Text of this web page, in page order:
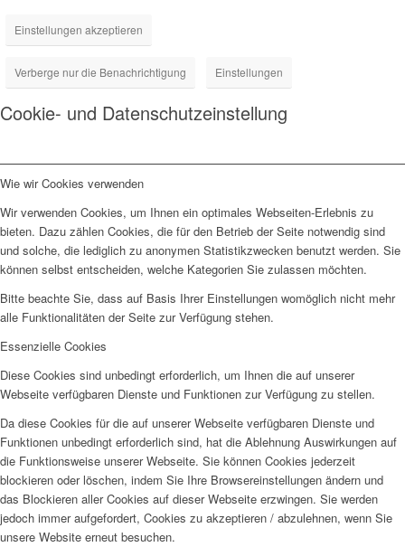
Einstellungen akzeptieren
Verberge nur die Benachrichtigung Einstellungen
Cookie- und Datenschutzeinstellung
Wie wir Cookies verwenden
Wir verwenden Cookies, um Ihnen ein optimales Webseiten-Erlebnis zu
bieten. Dazu zählen Cookies, die für den Betrieb der Seite notwendig sind
und solche, die lediglich zu anonymen Statistikzwecken benutzt werden. Sie
können selbst entscheiden, welche Kategorien Sie zulassen möchten.
Bitte beachte Sie, dass auf Basis Ihrer Einstellungen womöglich nicht mehr
alle Funktionalitäten der Seite zur Verfügung stehen.
Essenzielle Cookies
Diese Cookies sind unbedingt erforderlich, um Ihnen die auf unserer
Webseite verfügbaren Dienste und Funktionen zur Verfügung zu stellen.
Da diese Cookies für die auf unserer Webseite verfügbaren Dienste und
Funktionen unbedingt erforderlich sind, hat die Ablehnung Auswirkungen auf
die Funktionsweise unserer Webseite. Sie können Cookies jederzeit
blockieren oder löschen, indem Sie Ihre Browsereinstellungen ändern und
das Blockieren aller Cookies auf dieser Webseite erzwingen. Sie werden
jedoch immer aufgefordert, Cookies zu akzeptieren / abzulehnen, wenn Sie
unsere Website erneut besuchen.